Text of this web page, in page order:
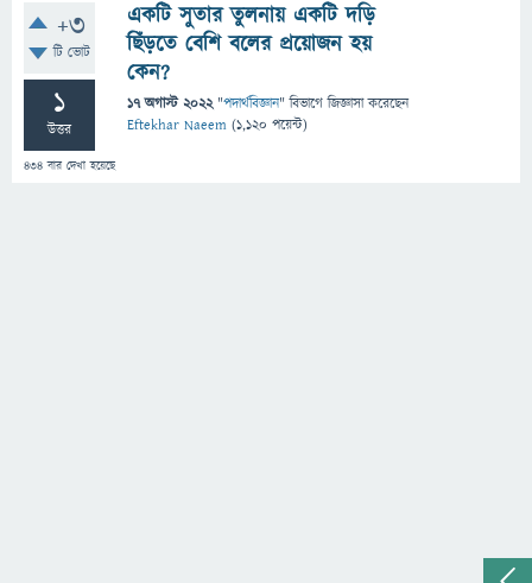
+3
টি ভোট
1
উত্তর
434 বার দেখা হয়েছে
একটি সুতার তুলনায় একটি দড়ি
ছিঁড়তে বেশি বলের প্রয়োজন হয়
কেন?
17 অগাস্ট 2022 "পদার্থবিজ্ঞান" বিভাগে জিজ্ঞাসাকরেছেন
Eftekhar Naeem (1,120 পয়েন্ট)